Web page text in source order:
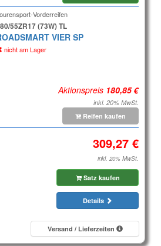
Vorderreifen
55ZR17 (73W) TL
VIER SP
nicht am Lager
Aktionspreis
inkl. 20% MwSt.
Reifen kaufen
inkl. 20% MwSt.
Satz kaufen
Details
Versand / Lieferzeiten